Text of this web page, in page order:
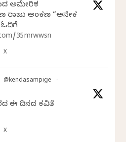
ಅಮೇರಿಕ
ರಾಜು ಅಂಕಣ “ಅನೇಕ
35mrwwsn
X
@kendasampige ·
ಈ ದಿನದ ಕವಿತೆ
X